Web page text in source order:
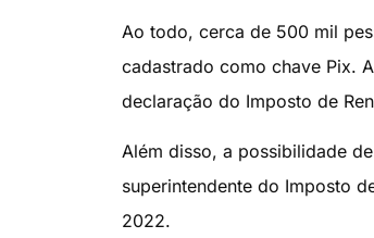
Ao todo, cerca de 500 mil
cadastrado como chave Pix.
declaração do Imposto de
Além disso, a possibilidade
superintendente do Imposto
2022.